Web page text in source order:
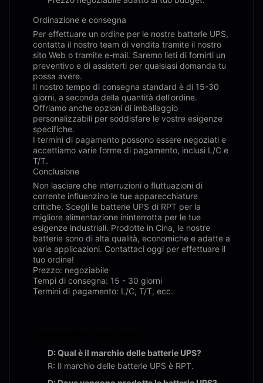
Ordinazione e consegna
Per effettuare un ordine per le nostre batterie UPS,
contatta il nostro team di vendita tramite il nostro
sito Web o tramite e-mail. Saremo lieti di fornirti un
preventivo e di assisterti per qualsiasi domanda tu
possa avere.
Il nostro tempo di consegna standard è di 15-30
giorni, a seconda della quantità dell'ordine.
Offriamo anche opzioni di imballaggio
personalizzabili per soddisfare le vostre esigenze
specifiche.
I termini di pagamento possono essere negoziati e
accettiamo varie forme di pagamento, inclusi L/C e
T/T.
Conclusione
Non lasciare che interruzioni o fluttuazioni di
corrente influenzino le tue apparecchiature
critiche. Scegli le batterie UPS di RPT per la
migliore alimentazione ininterrotta per le tue
esigenze industriali. Prodotte in Cina, le nostre
batterie sono di alta qualità, economiche e adatte a
varie applicazioni. Contattaci oggi per effettuare il
tuo ordine!
Prezzo: negoziabile
Tempi di consegna: 15 - 30 giorni
Termini di pagamento: L/C, T/T, ecc.
D: Qual è il marchio delle batterie UPS?
R: Il marchio delle batterie UPS è RPT.